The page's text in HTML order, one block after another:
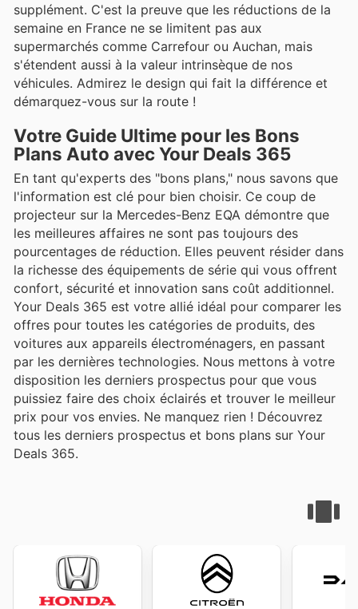
supplément. C'est la preuve que les réductions de la
semaine en France ne se limitent pas aux
supermarchés comme Carrefour ou Auchan, mais
s'étendent aussi à la valeur intrinsèque de nos
véhicules. Admirez le design qui fait la différence et
démarquez-vous sur la route !
Votre Guide Ultime pour les Bons
Plans Auto avec Your Deals 365
En tant qu'experts des "bons plans," nous savons que
l'information est clé pour bien choisir. Ce coup de
projecteur sur la Mercedes-Benz EQA démontre que
les meilleures affaires ne sont pas toujours des
pourcentages de réduction. Elles peuvent résider dans
la richesse des équipements de série qui vous offrent
confort, sécurité et innovation sans coût additionnel.
Your Deals 365 est votre allié idéal pour comparer les
offres pour toutes les catégories de produits, des
voitures aux appareils électroménagers, en passant
par les dernières technologies. Nous mettons à votre
disposition les derniers prospectus pour que vous
puissiez faire des choix éclairés et trouver le meilleur
prix pour vos envies. Ne manquez rien ! Découvrez
tous les derniers prospectus et bons plans sur Your
Deals 365.